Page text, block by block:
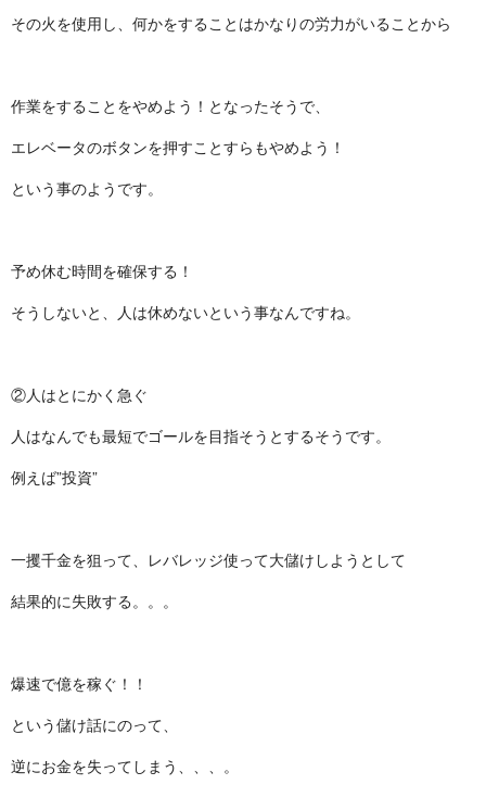
その火を使用し、何かをすることはかなりの労力がいることから
作業をすることをやめよう！となったそうで、
エレベータのボタンを押すことすらもやめよう！
という事のようです。
予め休む時間を確保する！
そうしないと、人は休めないという事なんですね。
②人はとにかく急ぐ
人はなんでも最短でゴールを目指そうとするそうです。
例えば”投資”
一攫千金を狙って、レバレッジ使って大儲けしようとして
結果的に失敗する。。。
爆速で億を稼ぐ！！
という儲け話にのって、
逆にお金を失ってしまう、、、。